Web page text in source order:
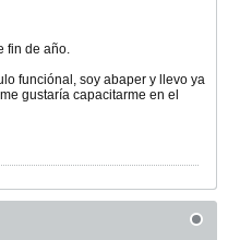
fin de año.
funciónal, soy abaper y llevo ya
gustaría capacitarme en el